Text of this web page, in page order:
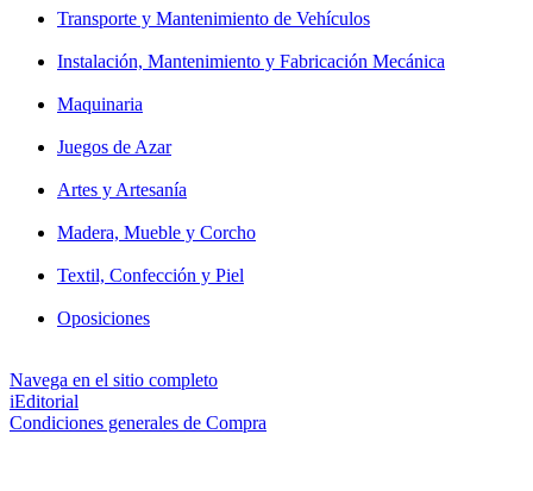
Transporte y Mantenimiento de Vehículos
Instalación, Mantenimiento y Fabricación Mecánica
Maquinaria
Juegos de Azar
Artes y Artesanía
Madera, Mueble y Corcho
Textil, Confección y Piel
Oposiciones
Navega en el sitio completo
iEditorial
Condiciones generales de Compra